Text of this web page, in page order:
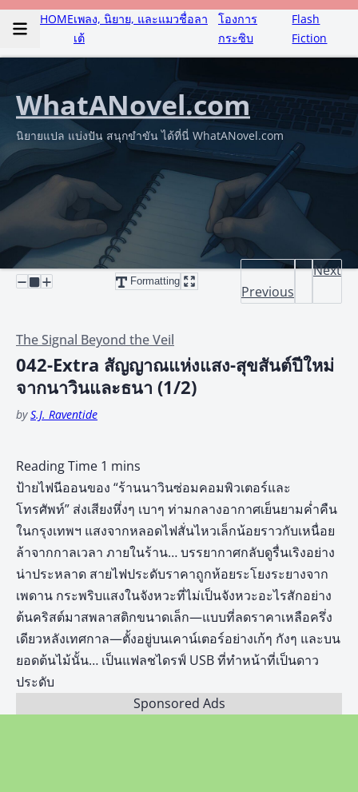
HOMEเพลง, นิยาย, และแมวชื่อลา
เต้
โองการ
กระซิบ
Flash
Fiction
WhatANovel.com
นิยายแปล แบ่งปัน สนุกขำขัน ได้ที่นี่ WhatANovel.com
Formatting
Previous
Next
The Signal Beyond the Veil
042-Extra สัญญาณแห่งแสง-สุขสันต์ปีใหม่
จากนาวินและธนา (1/2)
byS.J. Raventide
ป้ายไฟนีออนของ “ร้านนาวินซ่อมคอมพิวเตอร์และ
โทรศัพท์” ส่งเสียงหึ่งๆ เบาๆ ท่ามกลางอากาศเย็นยามค่ำคืน
ในกรุงเทพฯ แสงจากหลอดไฟสั่นไหวเล็กน้อยราวกับเหนื่อย
ล้าจากกาลเวลา ภายในร้าน… บรรยากาศกลับดูรื่นเริงอย่าง
น่าประหลาด สายไฟประดับราคาถูกห้อยระโยงระยางจาก
เพดาน กระพริบแสงในจังหวะที่ไม่เป็นจังหวะอะไรสักอย่าง
ต้นคริสต์มาสพลาสติกขนาดเล็ก—แบบที่ลดราคาเหลือครึ่ง
เดียวหลังเทศกาล—ตั้งอยู่บนเคาน์เตอร์อย่างเก้ๆ กังๆ และบน
ยอดต้นไม้นั้น… เป็นแฟลชไดรฟ์ USB ที่ทำหน้าที่เป็นดาว
ประดับ
Sponsored Ads